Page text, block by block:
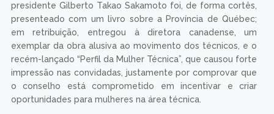
presidente Gilberto Takao Sakamoto foi, de forma cortês,
presenteado com um livro sobre a Província de Québec;
em retribuição, entregou à diretora canadense, um
exemplar da obra alusiva ao movimento dos técnicos, e o
recém-lançado “Perfil da Mulher Técnica”, que causou forte
impressão nas convidadas, justamente por comprovar que
o conselho está comprometido em incentivar e criar
oportunidades para mulheres na área técnica.